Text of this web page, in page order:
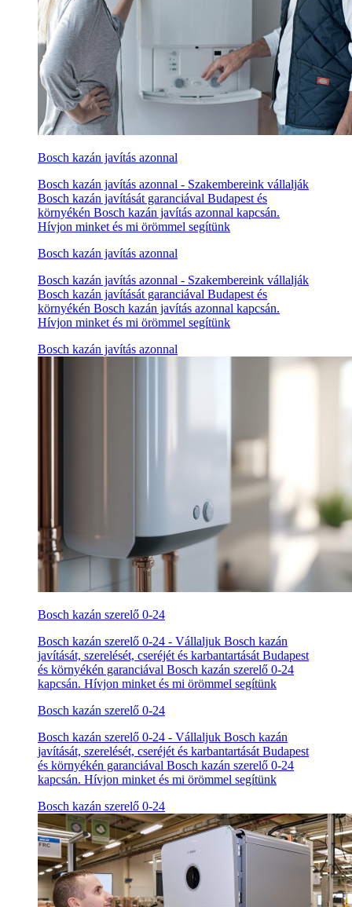
Bosch kazán javítás azonnal
Bosch kazán javítás azonnal - Szakembereink vállalják
Bosch kazán javítását garanciával Budapest és
környékén Bosch kazán javítás azonnal kapcsán.
Hívjon minket és mi örömmel segítünk
Bosch kazán javítás azonnal
Bosch kazán javítás azonnal - Szakembereink vállalják
Bosch kazán javítását garanciával Budapest és
környékén Bosch kazán javítás azonnal kapcsán.
Hívjon minket és mi örömmel segítünk
Bosch kazán javítás azonnal
Bosch kazán szerelő 0-24
Bosch kazán szerelő 0-24 - Vállaljuk Bosch kazán
javítását, szerelését, cseréjét és karbantartását Budapest
és környékén garanciával Bosch kazán szerelő 0-24
kapcsán. Hívjon minket és mi örömmel segítünk
Bosch kazán szerelő 0-24
Bosch kazán szerelő 0-24 - Vállaljuk Bosch kazán
javítását, szerelését, cseréjét és karbantartását Budapest
és környékén garanciával Bosch kazán szerelő 0-24
kapcsán. Hívjon minket és mi örömmel segítünk
Bosch kazán szerelő 0-24